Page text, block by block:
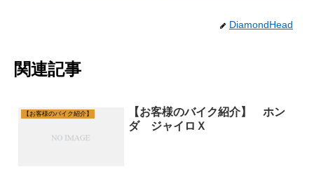
DiamondHead
関連記事
【お客様のバイク紹介】
【お客様のバイク紹介】 ホン
ダ ジャイロＸ